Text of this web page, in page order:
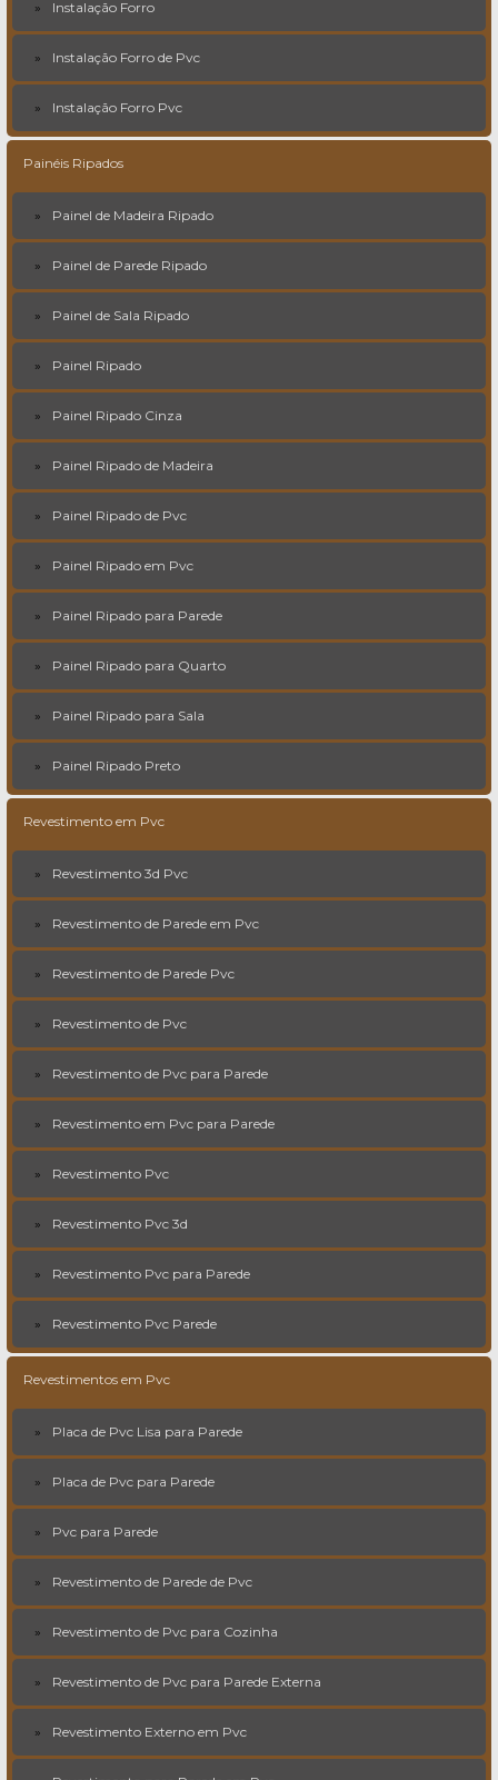
Instalação Forro
Instalação Forro de Pvc
Instalação Forro Pvc
Painéis Ripados
Painel de Madeira Ripado
Painel de Parede Ripado
Painel de Sala Ripado
Painel Ripado
Painel Ripado Cinza
Painel Ripado de Madeira
Painel Ripado de Pvc
Painel Ripado em Pvc
Painel Ripado para Parede
Painel Ripado para Quarto
Painel Ripado para Sala
Painel Ripado Preto
Revestimento em Pvc
Revestimento 3d Pvc
Revestimento de Parede em Pvc
Revestimento de Parede Pvc
Revestimento de Pvc
Revestimento de Pvc para Parede
Revestimento em Pvc para Parede
Revestimento Pvc
Revestimento Pvc 3d
Revestimento Pvc para Parede
Revestimento Pvc Parede
Revestimentos em Pvc
Placa de Pvc Lisa para Parede
Placa de Pvc para Parede
Pvc para Parede
Revestimento de Parede de Pvc
Revestimento de Pvc para Cozinha
Revestimento de Pvc para Parede Externa
Revestimento Externo em Pvc